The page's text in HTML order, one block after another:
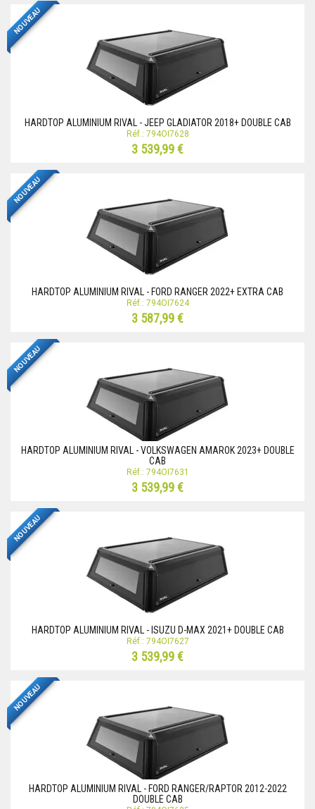
NOUVEAU
HARDTOP ALUMINIUM RIVAL - JEEP GLADIATOR 2018+ DOUBLE CAB
Réf.: 794OI7628
3 539,99 €
NOUVEAU
HARDTOP ALUMINIUM RIVAL - FORD RANGER 2022+ EXTRA CAB
Réf.: 794OI7624
3 587,99 €
NOUVEAU
HARDTOP ALUMINIUM RIVAL - VOLKSWAGEN AMAROK 2023+ DOUBLE
CAB
Réf.: 794OI7631
3 539,99 €
NOUVEAU
HARDTOP ALUMINIUM RIVAL - ISUZU D-MAX 2021+ DOUBLE CAB
Réf.: 794OI7627
3 539,99 €
NOUVEAU
HARDTOP ALUMINIUM RIVAL - FORD RANGER/RAPTOR 2012-2022
DOUBLE CAB